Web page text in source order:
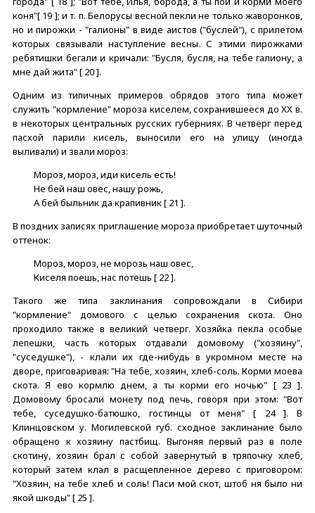
коня"[ 19 ]; и т. п. Белорусы весной пекли не только жаворонков,
но и пирожки - "галионы" в виде аистов ("буслей"), с прилетом
которых связывали наступление весны. С этими пирожками
ребятишки бегали и кричали: "Бусля, бусля, на тебе галиону, а
мне дай жита" [ 20 ].
Одним из типичных примеров обрядов этого типа может
служить "кормление" мороза киселем, сохранившееся до XX в.
в некоторых центральных русских губерниях. В четверг перед
пасхой парили кисель, выносили его на улицу (иногда
выливали) и звали мороз:
Мороз, мороз, иди кисель есть!
Не бей наш овес, нашу рожь,
А бей быльник да крапивник [ 21 ].
В поздних записях приглашение мороза приобретает шуточный
оттенок:
Мороз, мороз, не морозь наш овес,
Киселя поешь, нас потешь [ 22 ].
Такого же типа заклинания сопровождали в Сибири
"кормление" домового с целью сохранения скота. Оно
проходило также в великий четверг. Хозяйка пекла особые
лепешки, часть которых отдавали домовому ("хозяину",
"суседушке"), - клали их где-нибудь в укромном месте на
дворе, приговаривая: "На тебе, хозяин, хлеб-соль. Корми моева
скота. Я ево кормлю днем, а ты корми его ночью" [ 23 ].
Домовому бросали монету под печь, говоря при этом: "Вот
тебе, суседушко-батюшко, гостинцы от меня" [ 24 ]. В
Клинцовском у. Могилевской губ. сходное заклинание было
обращено к хозяину пастбищ. Выгоняя первый раз в поле
скотину, хозяин брал с собой завернутый в тряпочку хлеб,
который затем клал в расщепленное дерево с приговором:
"Хозяин, на тебе хлеб и соль! Паси мой скот, штоб ня было ни
якой шкоды" [ 25 ].